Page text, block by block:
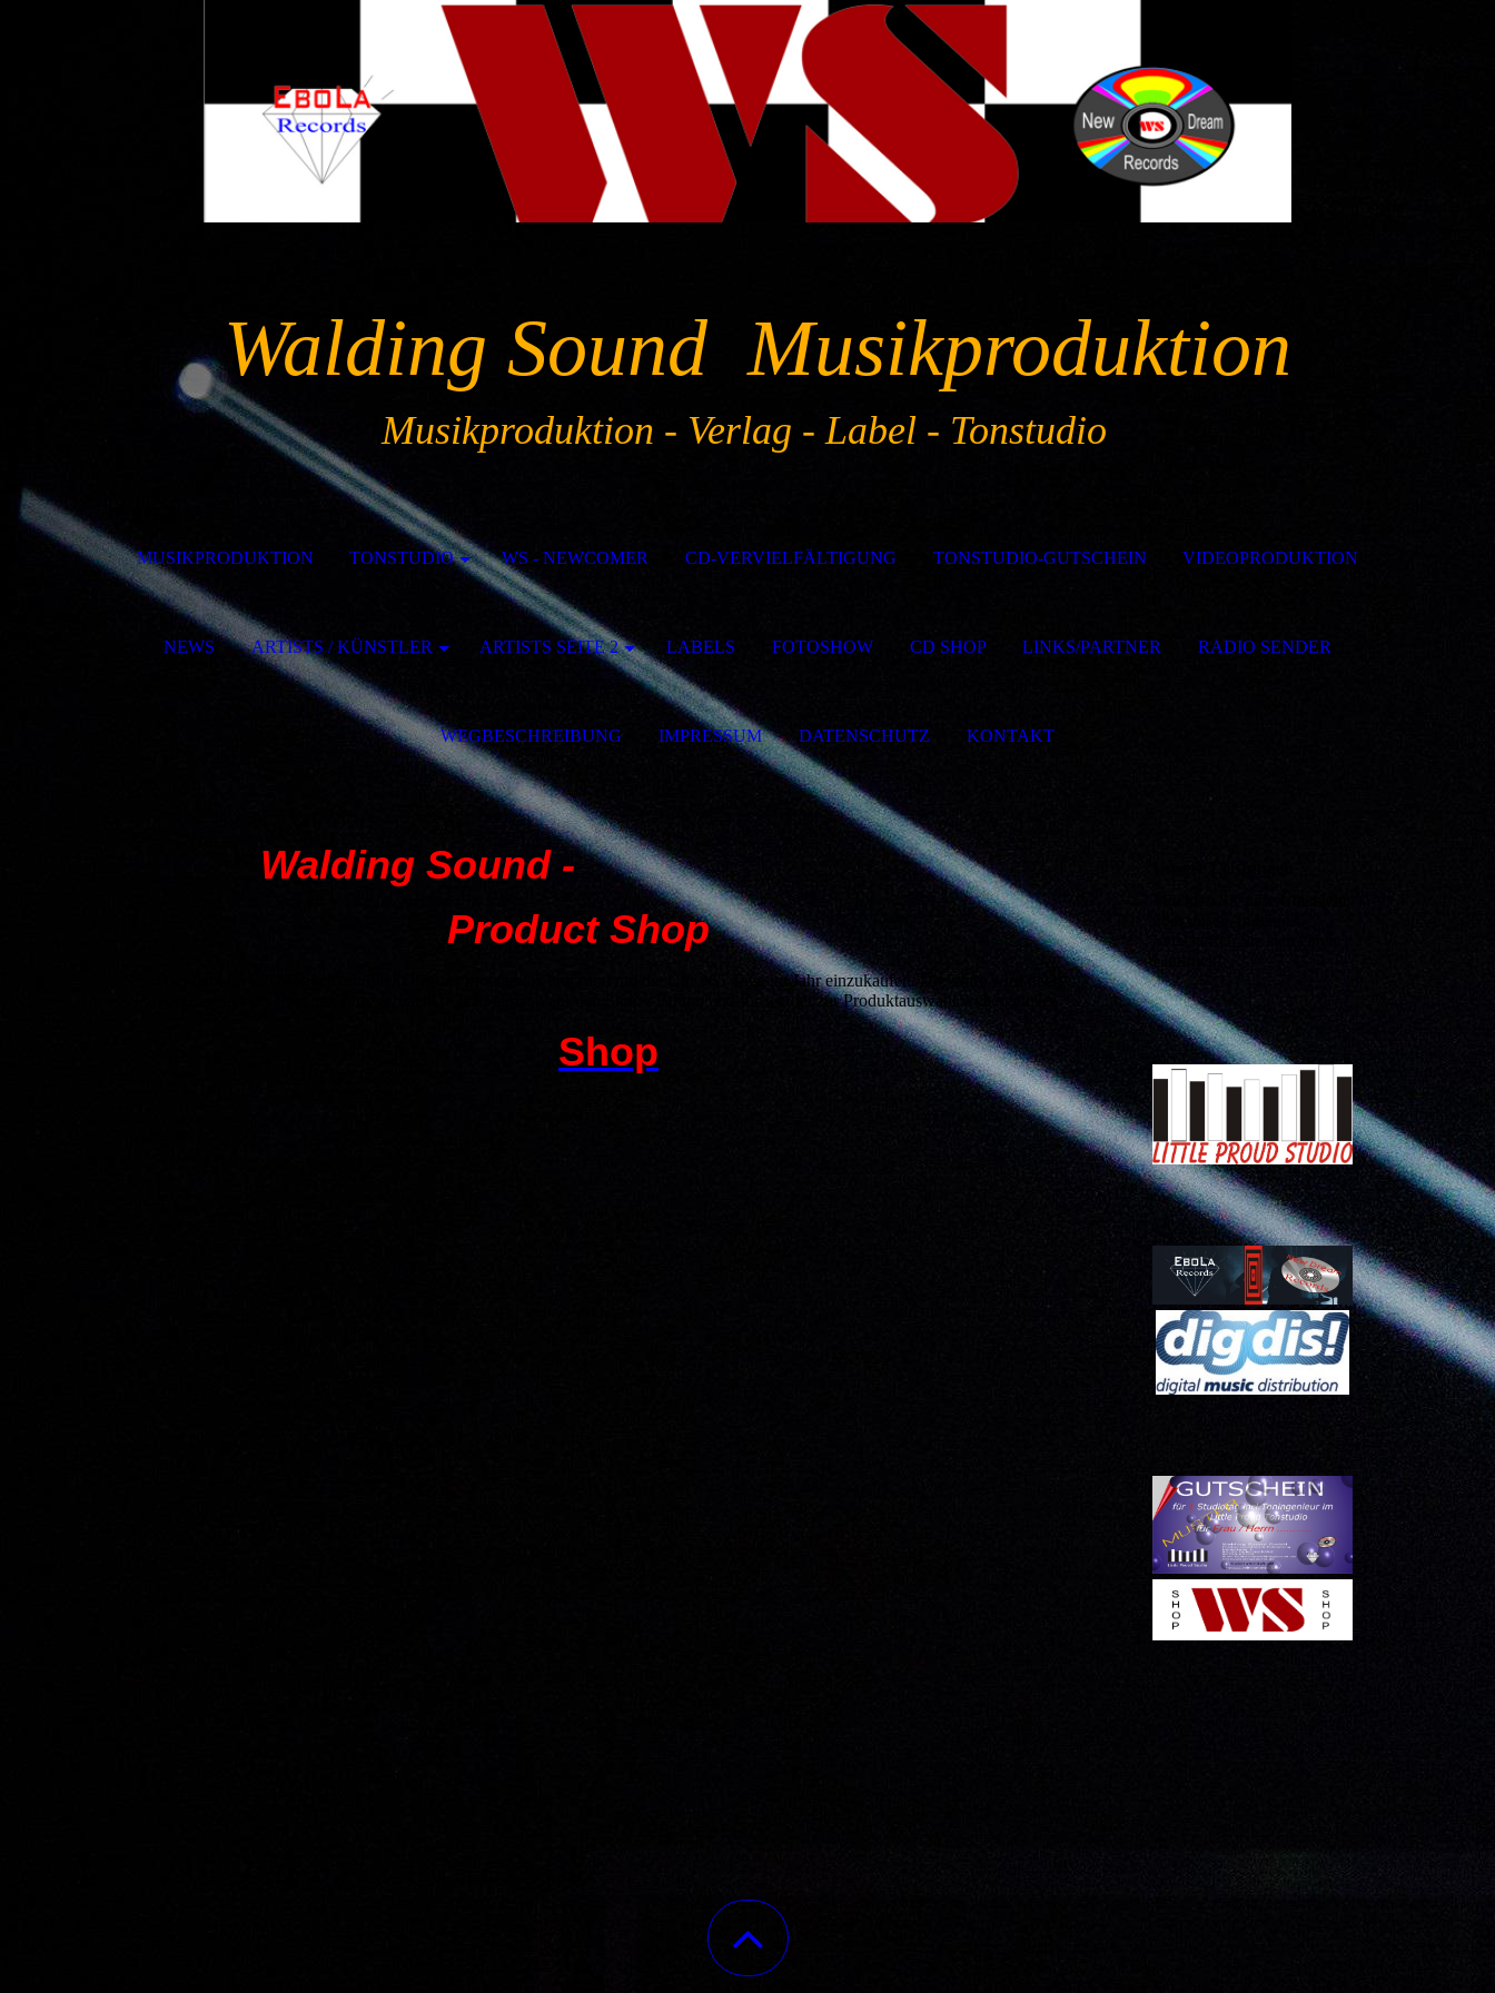
Walding Sound Musikproduktion
Musikproduktion - Verlag - Label - Tonstudio
MUSIKPRODUKTION TONSTUDIO WS - NEWCOMER CD-VERVIELFÄLTIGUNG TONSTUDIO-GUTSCHEIN VIDEOPRODUKTION
NEWS ARTISTS / KÜNSTLER ARTISTS SEITE 2 LABELS FOTOSHOW CD SHOP LINKS/PARTNER RADIO SENDER
WEGBESCHREIBUNG IMPRESSUM DATENSCHUTZ KONTAKT
Walding Sound -
Product Shop
Hier habt Ihr die Möglichkeit direkt bei uns problemlos und rund um die Uhr 365 Tage im Jahr einzukaufen. Die Ware wird nach
Vorkasse mit der Post ins Haus gebracht. Klickt einfach auf den Shop - Button und Ihr werdet zur Produktauswahl weitergeleitet
Shop